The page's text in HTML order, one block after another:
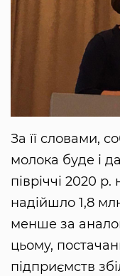
За її словами,
молока буде і
півріччі 2020
надійшло 1,8
менше за
цьому,
підприємств